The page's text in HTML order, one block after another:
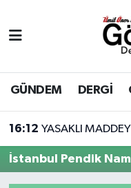
GÜNDEM DERGİ
16:12 YASAKLI
İstanbul Pendik
BİLİM
DERGİ
DÜNYA
Eyüpsultan
Eyüpsultan
Süper Lig Puan
Tüm Manşetler